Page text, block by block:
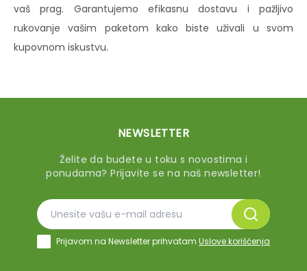
vaš prag. Garantujemo efikasnu dostavu i pažljivo
rukovanje vašim paketom kako biste uživali u svom
kupovnom iskustvu.
NEWSLETTER
Želite da budete u toku s novostima i
ponudama? Prijavite se na naš newsletter!
Prijavom na Newsletter prihvatam Uslove korišćenja